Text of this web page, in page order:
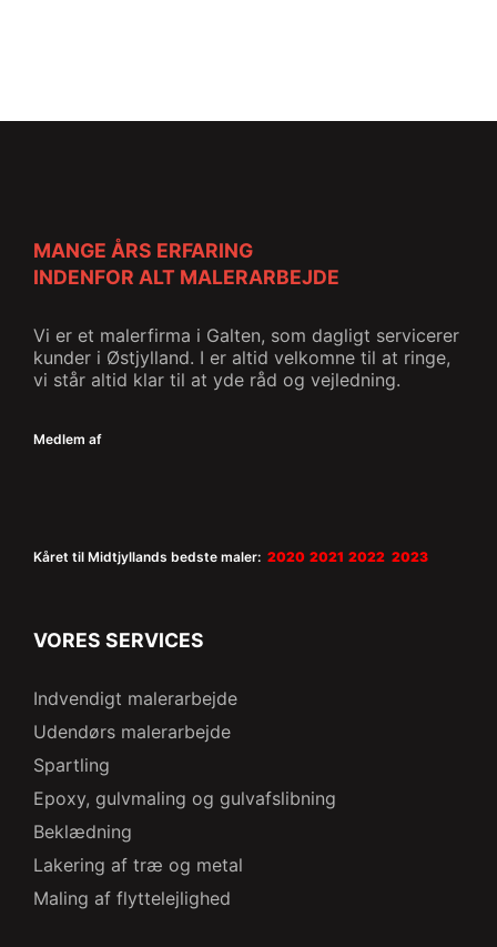
MANGE ÅRS ERFARING
INDENFOR ALT MALERARBEJDE
Vi er et malerfirma i Galten, som dagligt servicerer
kunder i Østjylland. I er altid velkomne til at ringe,
vi står altid klar til at yde råd og vejledning.
Medlem af
Kåret til Midtjyllands bedste maler: 2020 2021 2022 2023
VORES SERVICES
Indvendigt malerarbejde
Udendørs malerarbejde
Spartling
Epoxy, gulvmaling og gulvafslibning
Beklædning
Lakering af træ og metal
Maling af flyttelejlighed